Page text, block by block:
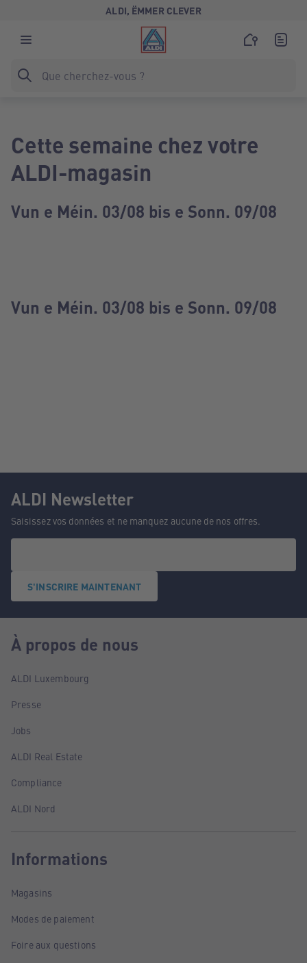
ALDI, ËMMER CLEVER
Cette semaine chez votre
ALDI-magasin
Vun e Méin. 03/08 bis e Sonn. 09/08
Vun e Méin. 03/08 bis e Sonn. 09/08
ALDI Newsletter
Saisissez vos données et ne manquez aucune de nos offres.
S'INSCRIRE MAINTENANT
À propos de nous
ALDI Luxembourg
Presse
Jobs
ALDI Real Estate
Compliance
ALDI Nord
Informations
Magasins
Modes de paiement
Foire aux questions